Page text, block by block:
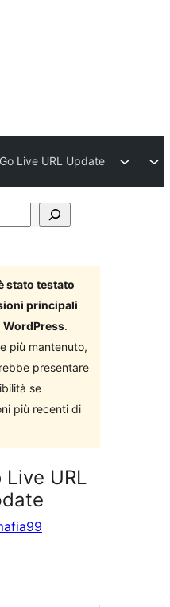
Go Live URL Update
stato testato
principali
WordPress.
più mantenuto,
presentare
se
più recenti di
Live URL